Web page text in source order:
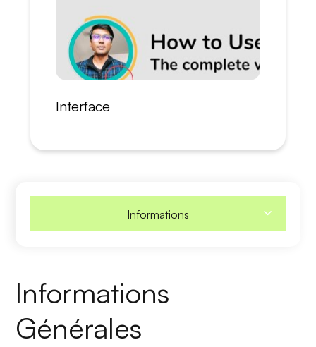
Interface
Informations
Informations
Générales